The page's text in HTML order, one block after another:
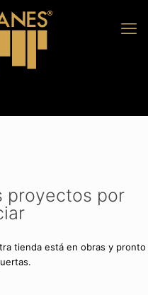
proyectos por
tienda está en obras y pronto